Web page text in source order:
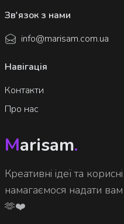
Marisam.
Креативні ідеї та
намагаємося надати
🫶❤️
Навігація
Контакти
Про нас
Зв'язок з нами
info@marisam.com.ua